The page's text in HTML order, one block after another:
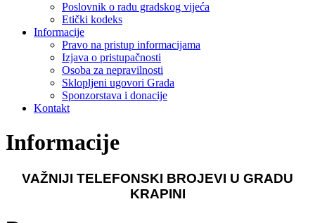
Poslovnik o radu gradskog vijeća
Etički kodeks
Informacije
Pravo na pristup informacijama
Izjava o pristupačnosti
Osoba za nepravilnosti
Sklopljeni ugovori Grada
Sponzorstava i donacije
Kontakt
Informacije
VAŽNIJI TELEFONSKI BROJEVI U GRADU
KRAPINI